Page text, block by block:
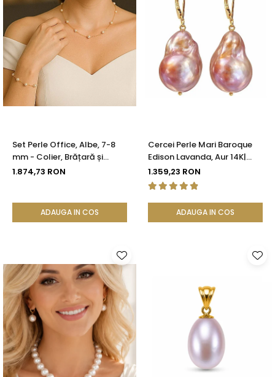
Set Perle Office, Albe, 7-8
mm - Colier, Brățară și
Cercei, Aur Galben 14K |
1.874,73 RON
ADAUGA IN COS
Cercei Perle Mari Baroque
Edison Lavanda, Aur 14K|
KASKADDA®
1.359,23 RON
ADAUGA IN COS